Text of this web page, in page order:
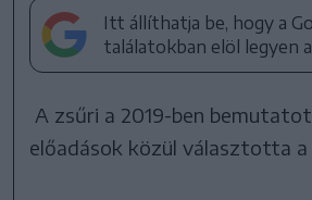
Itt állíthatja be, hogy a
találatokban elöl legyen
A zsűri a 2019-ben
előadások közül választotta